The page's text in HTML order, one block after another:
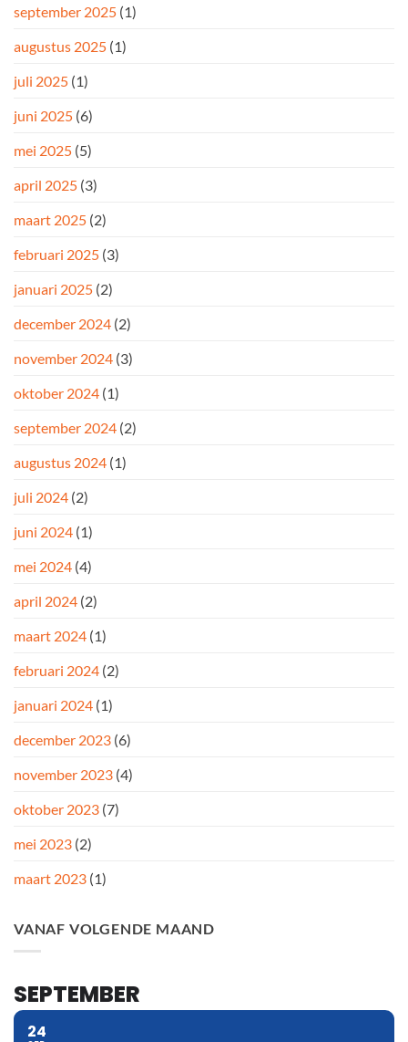
september 2025 (1)
augustus 2025 (1)
juli 2025 (1)
juni 2025 (6)
mei 2025 (5)
april 2025 (3)
maart 2025 (2)
februari 2025 (3)
januari 2025 (2)
december 2024 (2)
november 2024 (3)
oktober 2024 (1)
september 2024 (2)
augustus 2024 (1)
juli 2024 (2)
juni 2024 (1)
mei 2024 (4)
april 2024 (2)
maart 2024 (1)
februari 2024 (2)
januari 2024 (1)
december 2023 (6)
november 2023 (4)
oktober 2023 (7)
mei 2023 (2)
maart 2023 (1)
VANAF VOLGENDE MAAND
SEPTEMBER
24